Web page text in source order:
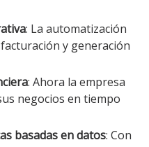
: La automatización
y generación
: Ahora la empresa
negocios en tiempo
basadas en datos: Con